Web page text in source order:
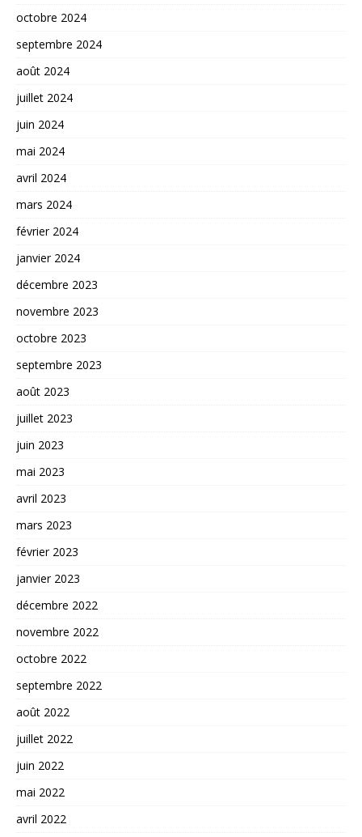
octobre 2024
septembre 2024
août 2024
juillet 2024
juin 2024
mai 2024
avril 2024
mars 2024
février 2024
janvier 2024
décembre 2023
novembre 2023
octobre 2023
septembre 2023
août 2023
juillet 2023
juin 2023
mai 2023
avril 2023
mars 2023
février 2023
janvier 2023
décembre 2022
novembre 2022
octobre 2022
septembre 2022
août 2022
juillet 2022
juin 2022
mai 2022
avril 2022